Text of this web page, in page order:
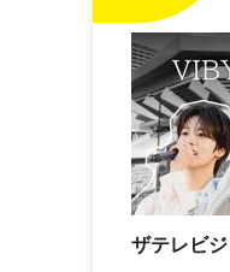
ザテレビ